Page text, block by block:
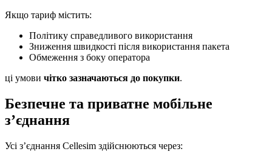
Якщо тариф містить:
Політику справедливого використання
Зниження швидкості після використання пакета
Обмеження з боку оператора
ці умови чітко зазначаються до покупки.
Безпечне та приватне мобільне
з’єднання
Усі з’єднання Cellesim здійснюються через: